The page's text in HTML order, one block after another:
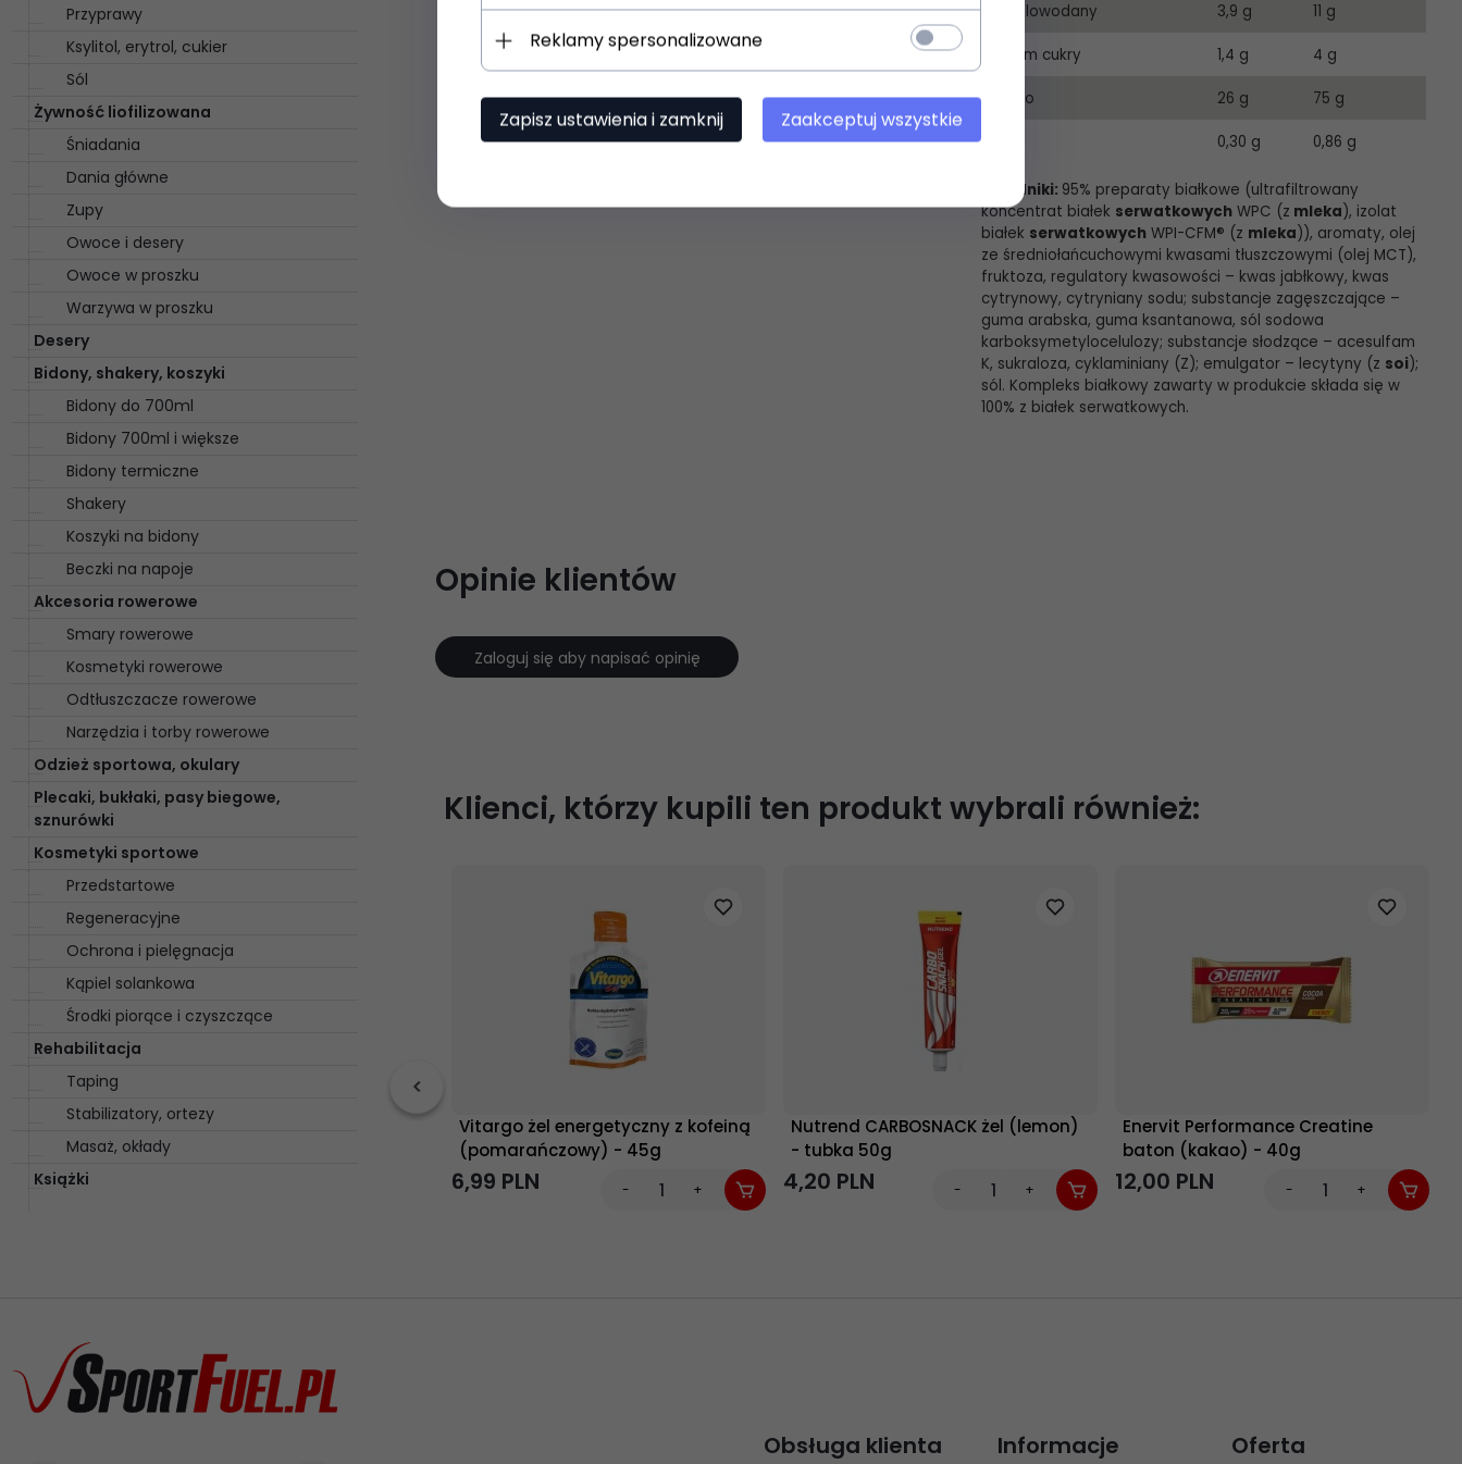
Przyprawy
Ksylitol, erytrol, cukier
Sól
Żywność liofilizowana
Śniadania
Dania główne
Zupy
Owoce i desery
Owoce w proszku
Warzywa w proszku
Desery
Bidony, shakery, koszyki
Bidony do 700ml
Bidony 700ml i większe
Bidony termiczne
Shakery
Koszyki na bidony
Beczki na napoje
Akcesoria rowerowe
Smary rowerowe
Kosmetyki rowerowe
Odtłuszczacze rowerowe
Narzędzia i torby rowerowe
Odzież sportowa, okulary
Plecaki, bukłaki, pasy biegowe,
sznurówki
Kosmetyki sportowe
Przedstartowe
Regeneracyjne
Ochrona i pielęgnacja
Kąpiel solankowa
Środki piorące i czyszczące
Rehabilitacja
Taping
Stabilizatory, ortezy
Masaż, okłady
Książki
Węglowodany 3,9 g 11 g
w tym cukry 1,4 g 4 g
Białko 26 g 75 g
0,30 g 0,86 g
Składniki: 95% preparaty białkowe (ultrafiltrowany
koncentrat białek serwatkowych WPC (z mleka), izolat
białek serwatkowych WPI-CFM® (z mleka)), aromaty, olej
ze średniołańcuchowymi kwasami tłuszczowymi (olej MCT),
fruktoza, regulatory kwasowości – kwas jabłkowy, kwas
cytrynowy, cytryniany sodu; substancje zagęszczające –
guma arabska, guma ksantanowa, sól sodowa
karboksymetylocelulozy; substancje słodzące – acesulfam
K, sukraloza, cyklaminiany (Z); emulgator – lecytyny (z soi);
sól. Kompleks białkowy zawarty w produkcie składa się w
100% z białek serwatkowych.
Opinie klientów
Zaloguj się aby napisać opinię
Klienci, którzy kupili ten produkt wybrali również:
Vitargo żel energetyczny z kofeiną
(pomarańczowy) - 45g
6,99 PLN - +
Nutrend CARBOSNACK żel (lemon)
- tubka 50g
4,20 PLN - +
Enervit Performance Creatine
baton (kakao) - 40g
12,00 PLN - +
Obsługa klienta Informacje Oferta
Reklamy spersonalizowane
Zapisz ustawienia i zamknij Zaakceptuj wszystkie